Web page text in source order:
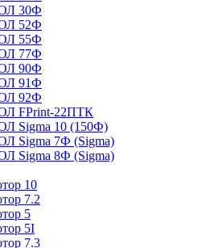
30Ф
52Ф
55Ф
77Ф
90Ф
91Ф
92Ф
FPrint-22ПТК
Sigma 10 (150Ф)
Sigma 7Ф (Sigma)
Sigma 8Ф (Sigma)
10
7.2
5
5I
7.3